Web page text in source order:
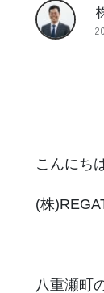
こんにち
(株
八重瀬町